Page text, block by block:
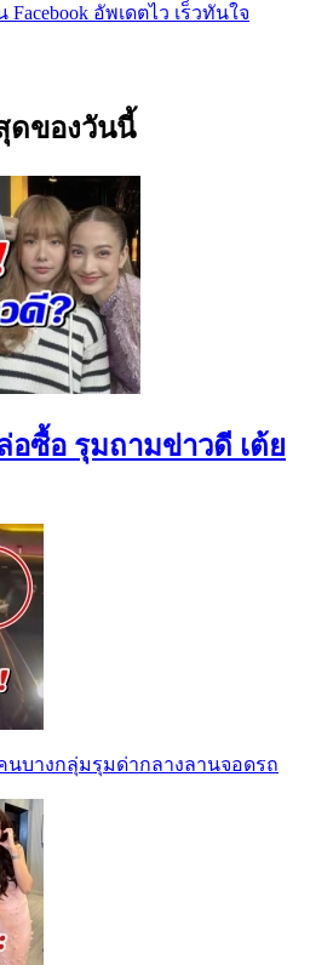
อัพเดตไว เร็วทันใจ
ดของวันนี้
อซื้อ รุมถามข่าวดี เต้ย
นบางกลุ่มรุมด่ากลางลานจอดรถ